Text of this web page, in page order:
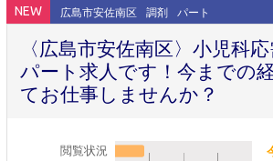
NEW 広島市安佐南区 調剤 パート
〈広島市安佐南区〉小児科
パート求人です！今までの
てお仕事しませんか？
閲覧状況